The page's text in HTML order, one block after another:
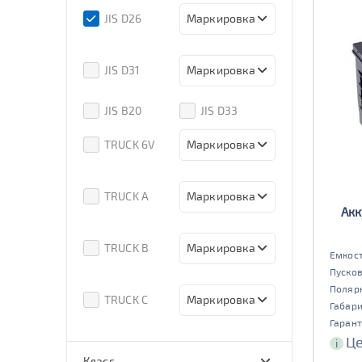
80d23
85d23
JIS D26 Маркировка
80D26
85D26
JIS D31 Маркировка
JIS B20 JIS D33
TRUCK 6V Маркировка
TRUCK A
Маркировка
TRUCK B
Маркировка
TRUCK C
Маркировка
i